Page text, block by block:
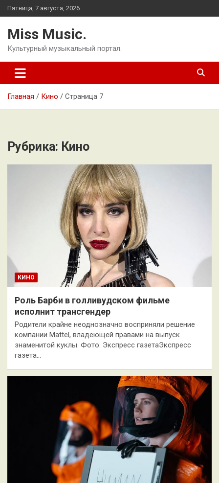
Перейти
к
Пятница, 7 августа, 2026
Miss Music.
Культурный музыкальный портал.
Главная Кино Страница 7
Рубрика: Кино
КИНО
Роль Барби в голливудском фильме
исполнит трансгендер
Родители крайне неоднозначно восприняли решение
компании Mattel, владеющей правами на выпуск
знаменитой куклы. Фото: Экспресс газетаЭкспресс
газета…